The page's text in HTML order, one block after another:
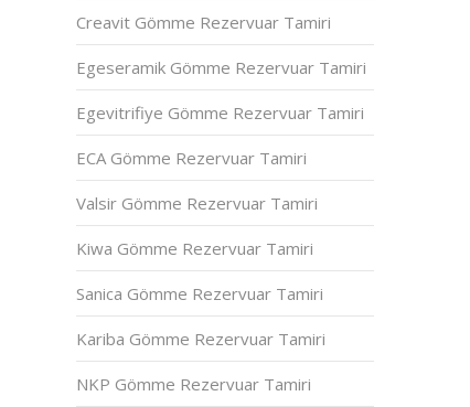
Creavit Gömme Rezervuar Tamiri
Egeseramik Gömme Rezervuar Tamiri
Egevitrifiye Gömme Rezervuar Tamiri
ECA Gömme Rezervuar Tamiri
Valsir Gömme Rezervuar Tamiri
Kiwa Gömme Rezervuar Tamiri
Sanica Gömme Rezervuar Tamiri
Kariba Gömme Rezervuar Tamiri
NKP Gömme Rezervuar Tamiri